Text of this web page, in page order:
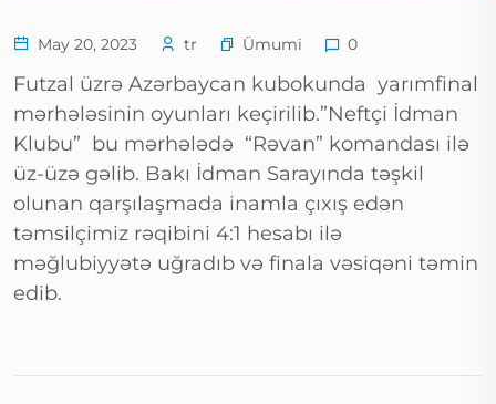
May 20, 2023 tr Ümumi 0
Futzal üzrə Azərbaycan kubokunda yarımfinal
mərhələsinin oyunları keçirilib.”Neftçi İdman
Klubu” bu mərhələdə “Rəvan” komandası ilə
üz-üzə gəlib. Bakı İdman Sarayında təşkil
olunan qarşılaşmada inamla çıxış edən
təmsilçimiz rəqibini 4:1 hesabı ilə
məğlubiyyətə uğradıb və finala vəsiqəni təmin
edib.